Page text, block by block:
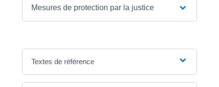
Mesures de protection par la justice
Textes de référence